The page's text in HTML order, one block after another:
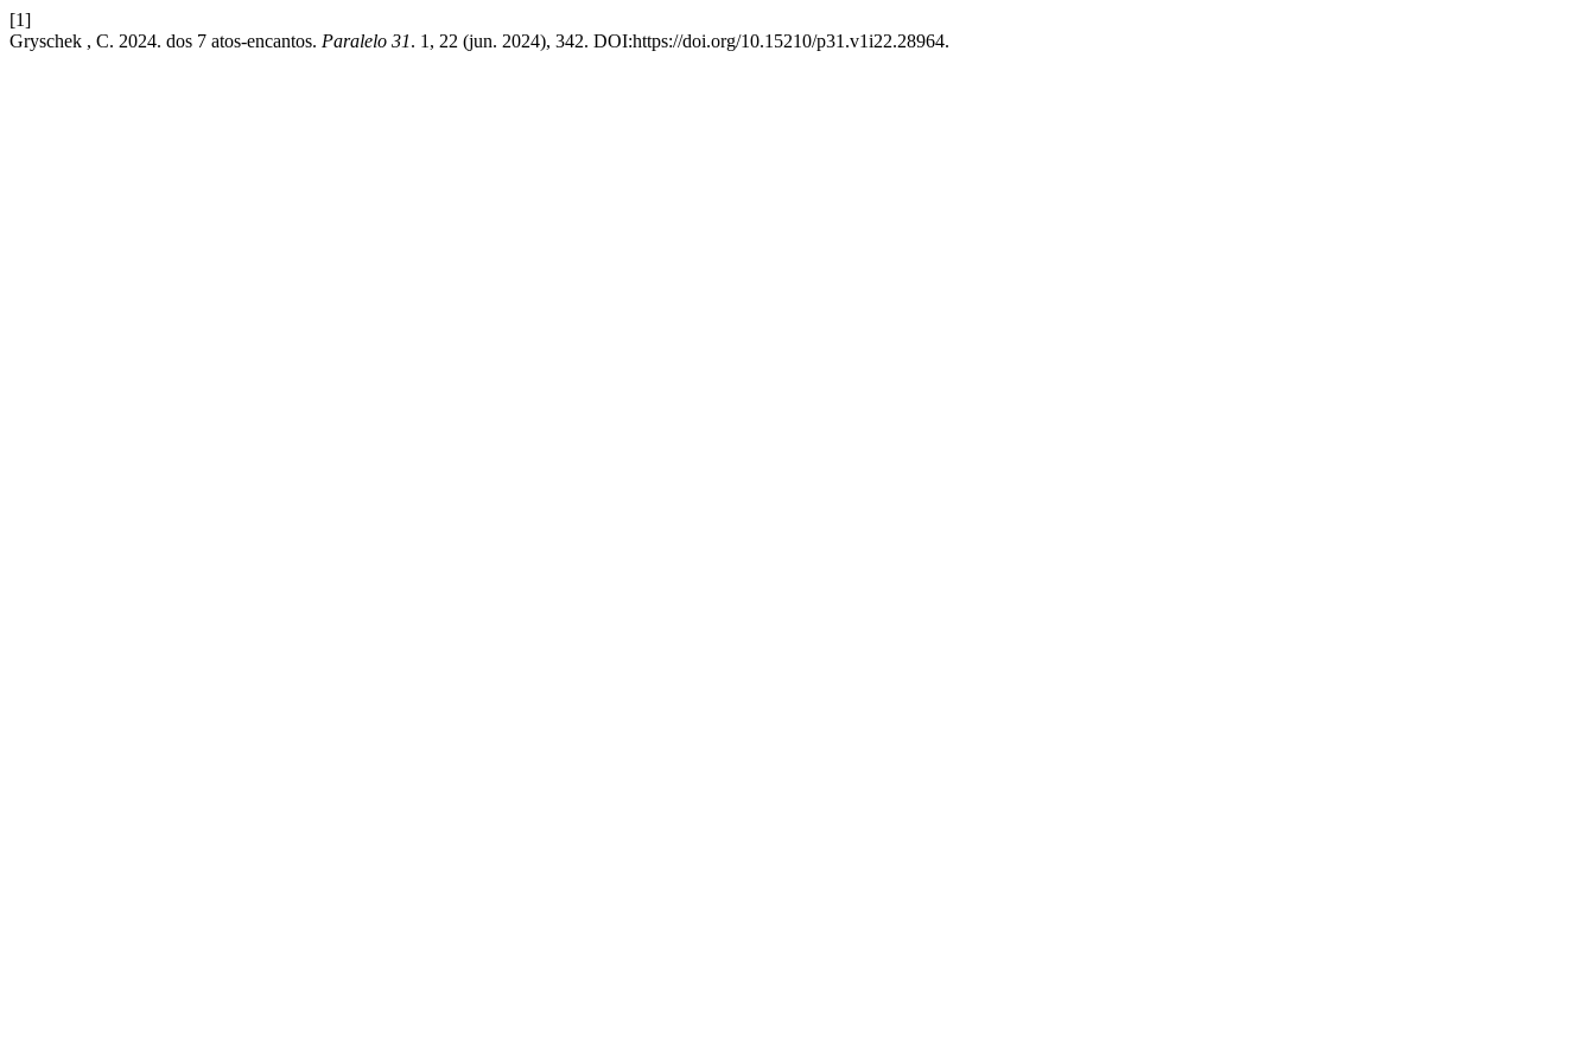
[1]
Gryschek , C. 2024. dos 7 atos-encantos. Paralelo 31. 1, 22 (jun. 2024), 342. DOI:https://doi.org/10.15210/p31.v1i22.28964.